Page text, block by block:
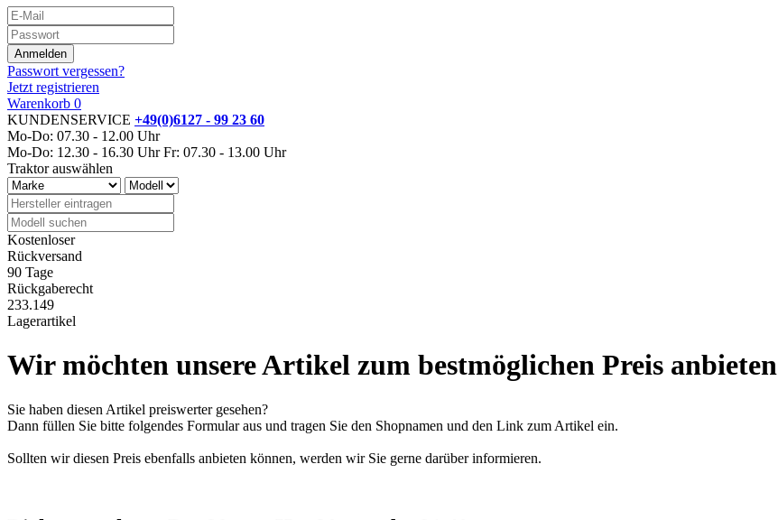
Passwort vergessen?
Jetzt registrieren
Warenkorb 0
KUNDENSERVICE +49(0)6127 - 99 23 60
Mo-Do: 07.30 - 12.00 Uhr
Mo-Do: 12.30 - 16.30 Uhr Fr: 07.30 - 13.00 Uhr
Traktor auswählen
Kostenloser
Rückversand
90 Tage
Rückgaberecht
233.149
Lagerartikel
Wir möchten unsere Artikel zum bestmöglichen Preis anbieten
Sie haben diesen Artikel preiswerter gesehen?
Dann füllen Sie bitte folgendes Formular aus und tragen Sie den Shopnamen und den Link zum Artikel ein.
Sollten wir diesen Preis ebenfalls anbieten können, werden wir Sie gerne darüber informieren.